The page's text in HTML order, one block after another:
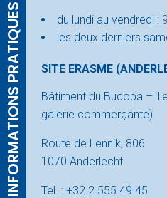
INFORMATIONS PRATIQUES
du lundi au vendredi :
les deux derniers
SITE ERASME
Bâtiment du Bucopa –
galerie commerçante)
Route de Lennik, 806
1070 Anderlecht
Tel. : +32 2 555 49 45